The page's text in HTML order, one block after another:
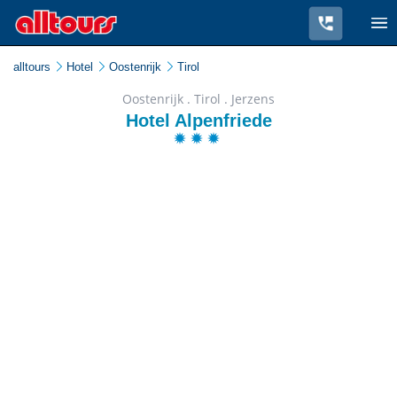
alltours Hotel Oostenrijk Tirol
Oostenrijk . Tirol . Jerzens
Hotel Alpenfriede